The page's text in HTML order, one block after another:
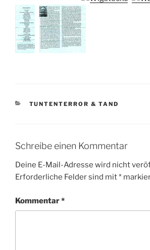
KATEGORIEN
TUNTENTERROR & TAND
Schreibe einen Kommentar
Deine E-Mail-Adresse wird nicht
Erforderliche Felder sind mit*
Kommentar*